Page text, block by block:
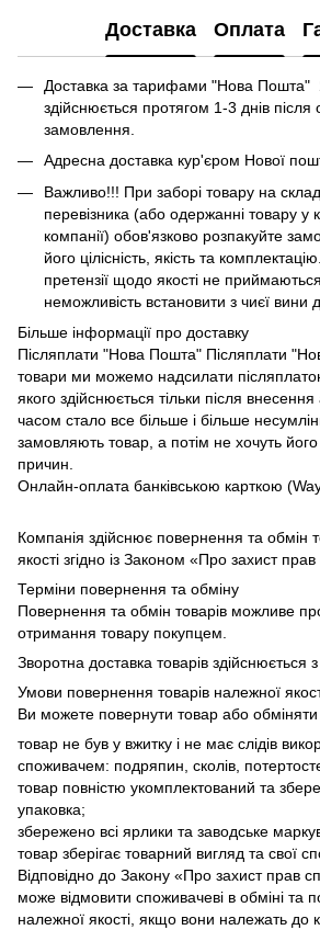
Доставка Оплата
Доставка за тарифами "Нова Пошта"
здійснюється протягом 1-3 днів
замовлення.
Адресна доставка кур'єром Нової
Важливо!!! При заборі товару на
перевізника (або одержанні товару у
компанії) обов'язково розпакуйте
його цілісність, якість та
претензії щодо якості не
неможливість встановити з чиєї
Більше інформації про доставку
Післяплати "Нова Пошта" Післяплати
товари ми можемо надсилати
якого здійснюється тільки після
часом стало все більше і більше
замовляють товар, а потім не хочуть його
причин.
Онлайн-оплата банківською карткою
Компанія здійснює повернення та обмін
якості згідно із Законом «Про захист прав
Терміни повернення та обміну
Повернення та обмін товарів можливе
отримання товару покупцем.
Зворотна доставка товарів здійснюється
Умови повернення товарів належної
Ви можете повернути товар або
товар не був у вжитку і не має слідів
споживачем: подряпин, сколів,
товар повністю укомплектований та
упаковка;
збережено всі ярлики та заводське
товар зберігає товарний вигляд та свої
Відповідно до Закону «Про захист прав
може відмовити споживачеві в обміні та
належної якості, якщо вони належать до